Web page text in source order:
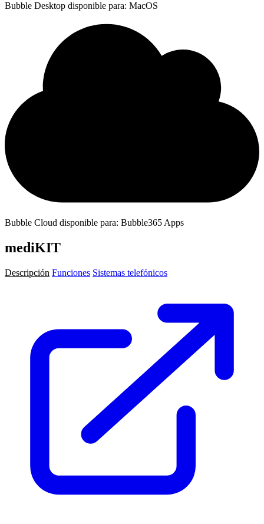
Bubble Desktop disponible para: MacOS
Bubble Cloud disponible para: Bubble365 Apps
mediKIT
Descripción Funciones Sistemas telefónicos